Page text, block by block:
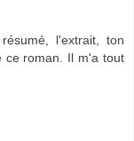
l'extrait, ton
ce roman. Il m'a tout